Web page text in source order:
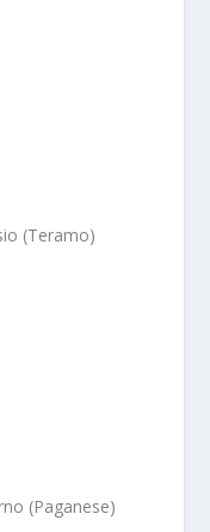
(Teramo)
(Paganese)